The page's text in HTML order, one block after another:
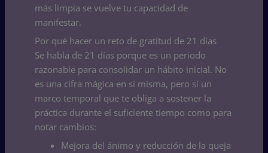
más limpia se vuelve tu capacidad de
manifestar.
Por qué hacer un reto de gratitud de 21 días
Se habla de 21 días porque es un periodo
razonable para consolidar un hábito inicial. No
es una cifra mágica en sí misma, pero sí un
marco temporal que te obliga a sostener la
práctica durante el suficiente tiempo como para
notar cambios:
Mejora del ánimo y reducción de la queja